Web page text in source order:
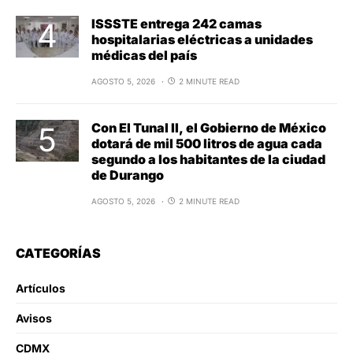
ISSSTE entrega 242 camas
hospitalarias eléctricas a unidades
médicas del país
AGOSTO 5, 2026 2 MINUTE READ
Con El Tunal II, el Gobierno de México
dotará de mil 500 litros de agua cada
segundo a los habitantes de la ciudad
de Durango
AGOSTO 5, 2026 2 MINUTE READ
CATEGORÍAS
Artículos
Avisos
CDMX